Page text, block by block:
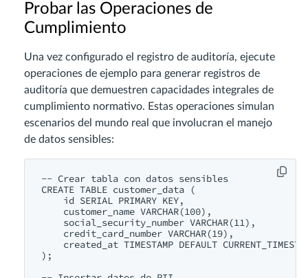
Probar las Operaciones de
Cumplimiento
Una vez configurado el registro de auditoría, ejecute
operaciones de ejemplo para generar registros de
auditoría que demuestren capacidades integrales de
cumplimiento normativo. Estas operaciones simulan
escenarios del mundo real que involucran el manejo
de datos sensibles:
-- Crear tabla con datos sensibles
CREATE TABLE customer_data (
    id SERIAL PRIMARY KEY,
    customer_name VARCHAR(100),
    social_security_number VARCHAR(11),
    credit_card_number VARCHAR(19),
created_at TIMESTAMP DEFAULT
);